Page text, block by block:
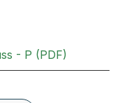
- P (PDF)